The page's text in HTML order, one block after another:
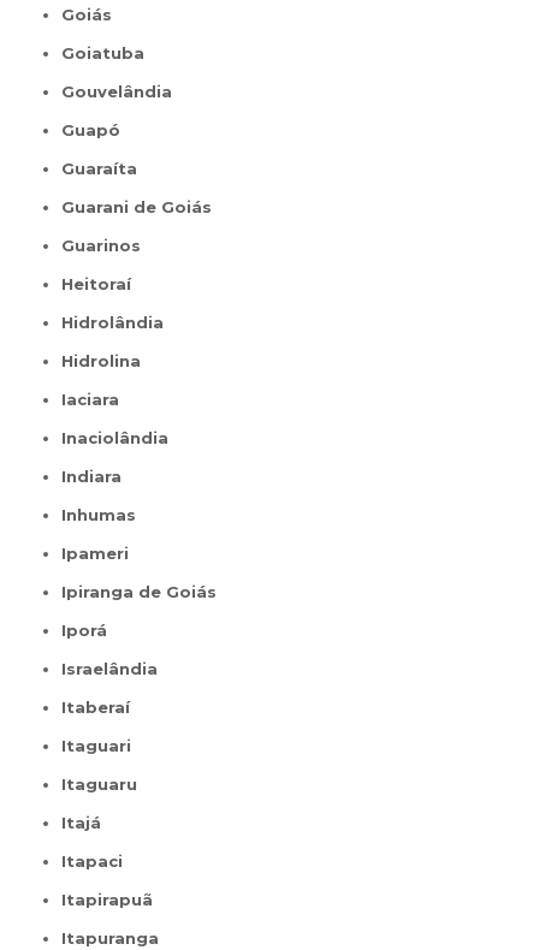
Goiás
Goiatuba
Gouvelândia
Guapó
Guaraíta
Guarani de Goiás
Guarinos
Heitoraí
Hidrolândia
Hidrolina
Iaciara
Inaciolândia
Indiara
Inhumas
Ipameri
Ipiranga de Goiás
Iporá
Israelândia
Itaberaí
Itaguari
Itaguaru
Itajá
Itapaci
Itapirapuã
Itapuranga